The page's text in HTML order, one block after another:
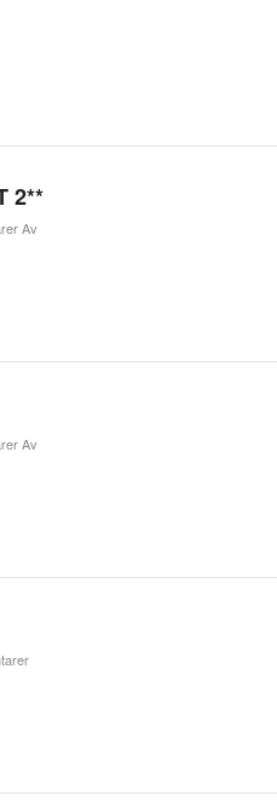
2**
Av
Av